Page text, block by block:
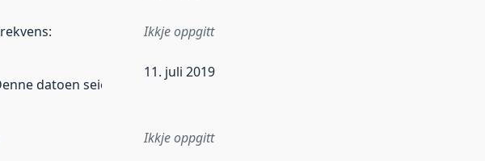
: Ikkje oppgitt
datoen seier når dataa i dette datasettet først blei utgitt. Det kan ha
11. juli 2019
Ikkje oppgitt